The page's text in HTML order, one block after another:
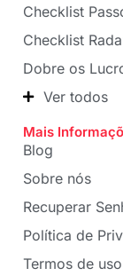
Checklist
Checklist
Dobre os
Ver todos
Mais
Blog
Sobre nós
Recuperar
Política de
Termos de uso